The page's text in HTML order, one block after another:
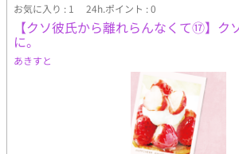
お気に入り : 1 24h.ポイント : 0
【クソ彼氏から離れらんなくて⑰】ク
に。
あきすと